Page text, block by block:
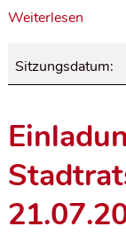
Weiterlesen
Sitzungsdatum: